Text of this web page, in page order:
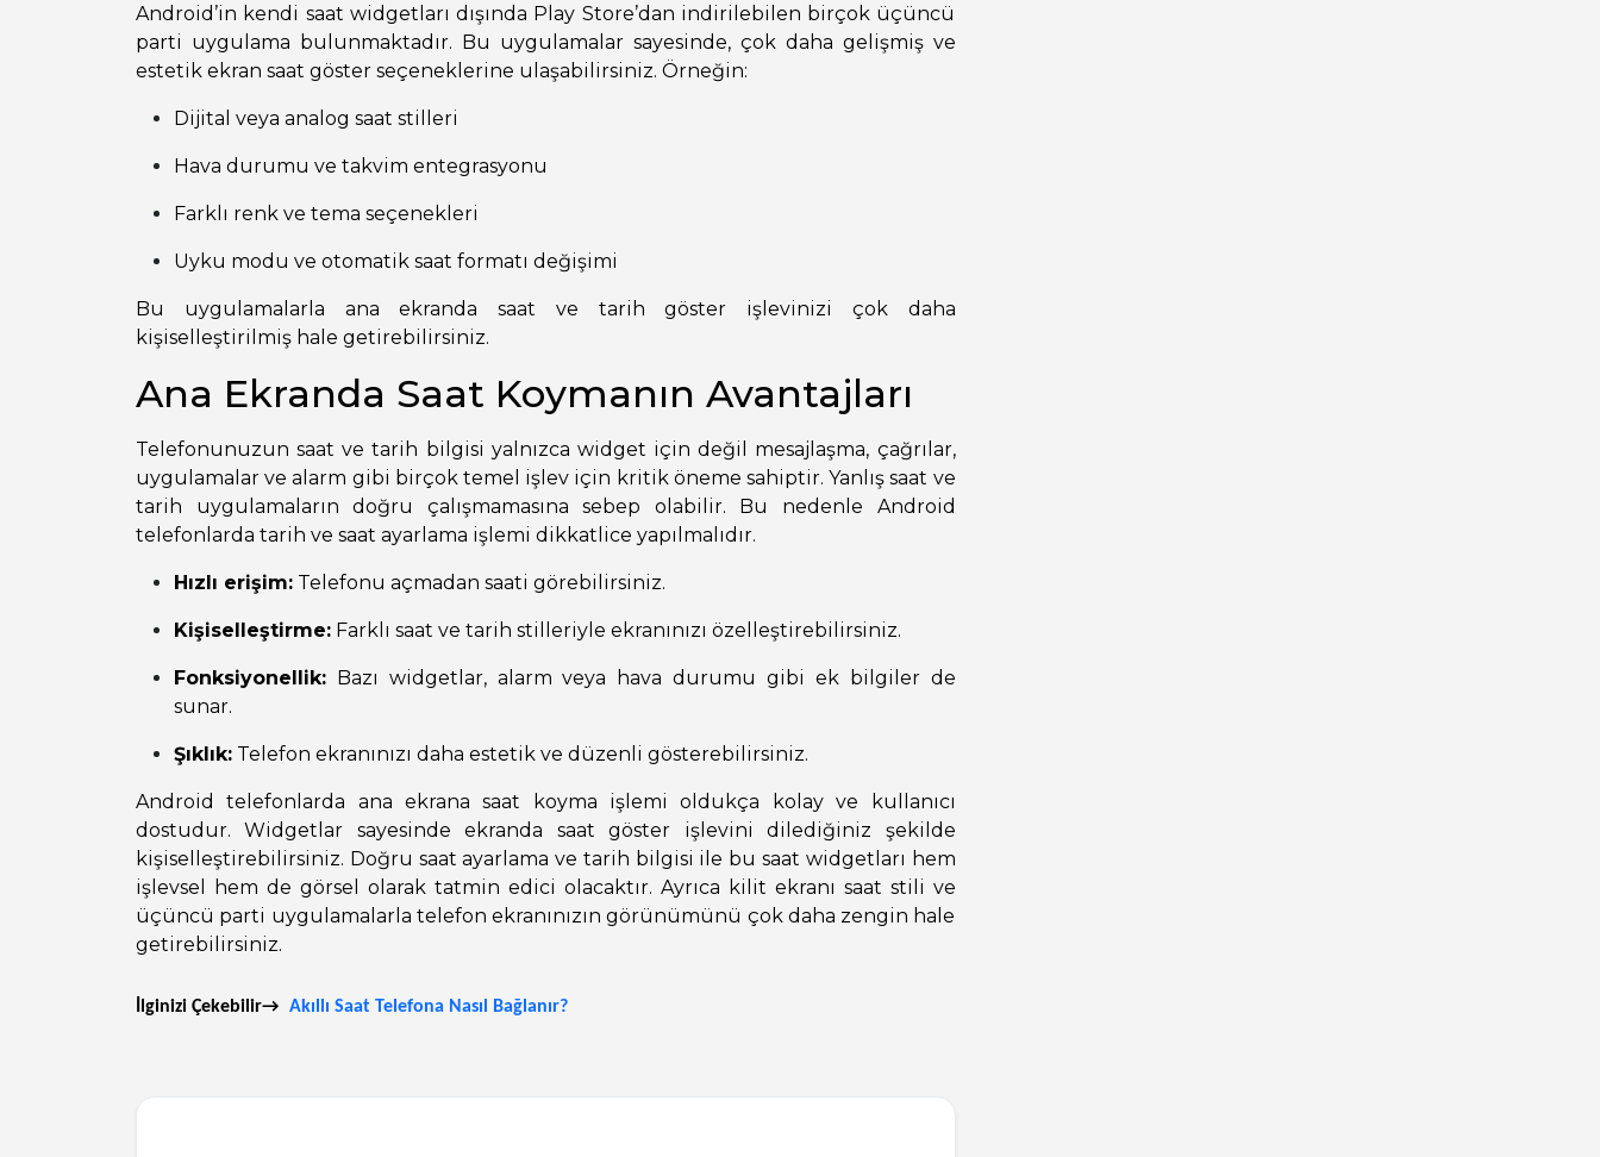
Android’in kendi saat widgetları dışında Play Store’dan indirilebilen birçok üçüncü
parti uygulama bulunmaktadır. Bu uygulamalar sayesinde, çok daha gelişmiş ve
estetik ekran saat göster seçeneklerine ulaşabilirsiniz. Örneğin:
Dijital veya analog saat stilleri
Hava durumu ve takvim entegrasyonu
Farklı renk ve tema seçenekleri
Uyku modu ve otomatik saat formatı değişimi
Bu uygulamalarla ana ekranda saat ve tarih göster işlevinizi çok daha
kişiselleştirilmiş hale getirebilirsiniz.
Ana Ekranda Saat Koymanın Avantajları
Telefonunuzun saat ve tarih bilgisi yalnızca widget için değil mesajlaşma, çağrılar,
uygulamalar ve alarm gibi birçok temel işlev için kritik öneme sahiptir. Yanlış saat ve
tarih uygulamaların doğru çalışmamasına sebep olabilir. Bu nedenle Android
telefonlarda tarih ve saat ayarlama işlemi dikkatlice yapılmalıdır.
Hızlı erişim: Telefonu açmadan saati görebilirsiniz.
Kişiselleştirme: Farklı saat ve tarih stilleriyle ekranınızı özelleştirebilirsiniz.
Fonksiyonellik: Bazı widgetlar, alarm veya hava durumu gibi ek bilgiler de
sunar.
Şıklık: Telefon ekranınızı daha estetik ve düzenli gösterebilirsiniz.
Android telefonlarda ana ekrana saat koyma işlemi oldukça kolay ve kullanıcı
dostudur. Widgetlar sayesinde ekranda saat göster işlevini dilediğiniz şekilde
kişiselleştirebilirsiniz. Doğru saat ayarlama ve tarih bilgisi ile bu saat widgetları hem
işlevsel hem de görsel olarak tatmin edici olacaktır. Ayrıca kilit ekranı saat stili ve
üçüncü parti uygulamalarla telefon ekranınızın görünümünü çok daha zengin hale
getirebilirsiniz.
İlginizi Çekebilir→ Akıllı Saat Telefona Nasıl Bağlanır?